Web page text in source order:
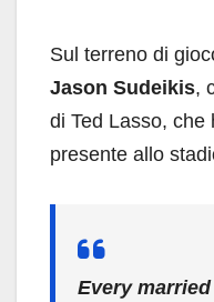
Sul terreno di
Jason Sudeikis,
di Ted Lasso, che
presente allo
Every